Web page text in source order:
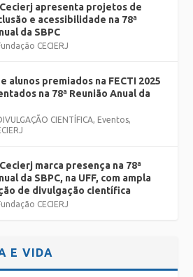
apresenta projetos de
e acessibilidade na 78ª
da SBPC
CECIERJ
alunos premiados na FECTI 2025
na 78ª Reunião Anual da
CIENTÍFICA Eventos
marca presença na 78ª
da SBPC, na UFF, com ampla
de divulgação científica
CECIERJ
E VIDA